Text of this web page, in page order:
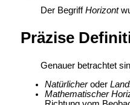
Der BegriffHorizont
Präzise
Genauer betrachtet
Natürlicheroder
Mathematischer